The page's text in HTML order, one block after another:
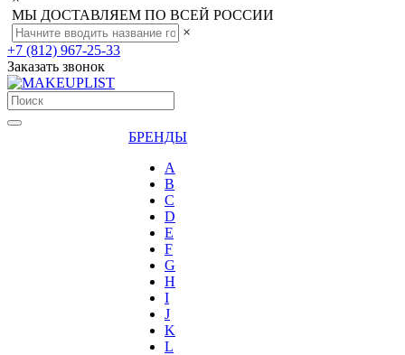
МЫ ДОСТАВЛЯЕМ ПО ВСЕЙ РОССИИ
×
+7 (812) 967-25-33
Заказать звонок
БРЕНДЫ
A
B
C
D
E
F
G
H
I
J
K
L